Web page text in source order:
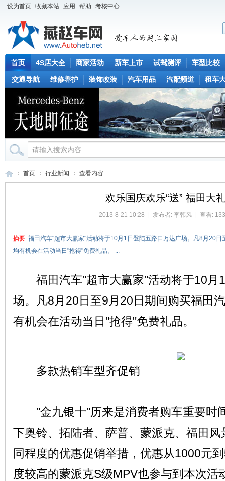
设为首页 收藏本站 应用 帮助 考核中心
首页 4S店大全 商家活动 新车上市 试驾测评 车型比较
交通导航 维修养护 装饰改装 汽车用品 汽配频道 租车
首页 行业新闻 查看内容
欢乐国庆欢乐“送” 福田大
2013-8-21 10:28 发布者: 李韩风 查看:
摘要: 福田汽车"超市大赢家"活动将于10月1日登陆五路口万达广场。凡8月20
均有机会在活动当日"抢得"免费礼品。 ...
福田汽车"超市大赢家"活动将于10月1
场。凡8月20日至9月20日期间购买福田
有机会在活动当日"抢得"免费礼品。
多款热销车型齐促销
"金九银十"历来是消费者购车重要时
下奥铃、拓陆者、萨普、蒙派克、福田
同程度的优惠促销举措，优惠从1000元
度较高的蒙派克S级MPV也参与到本次活